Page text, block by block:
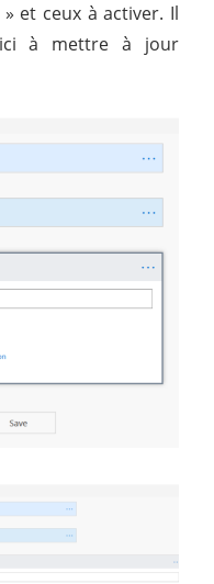
et ceux à activer. Il
à mettre à jour